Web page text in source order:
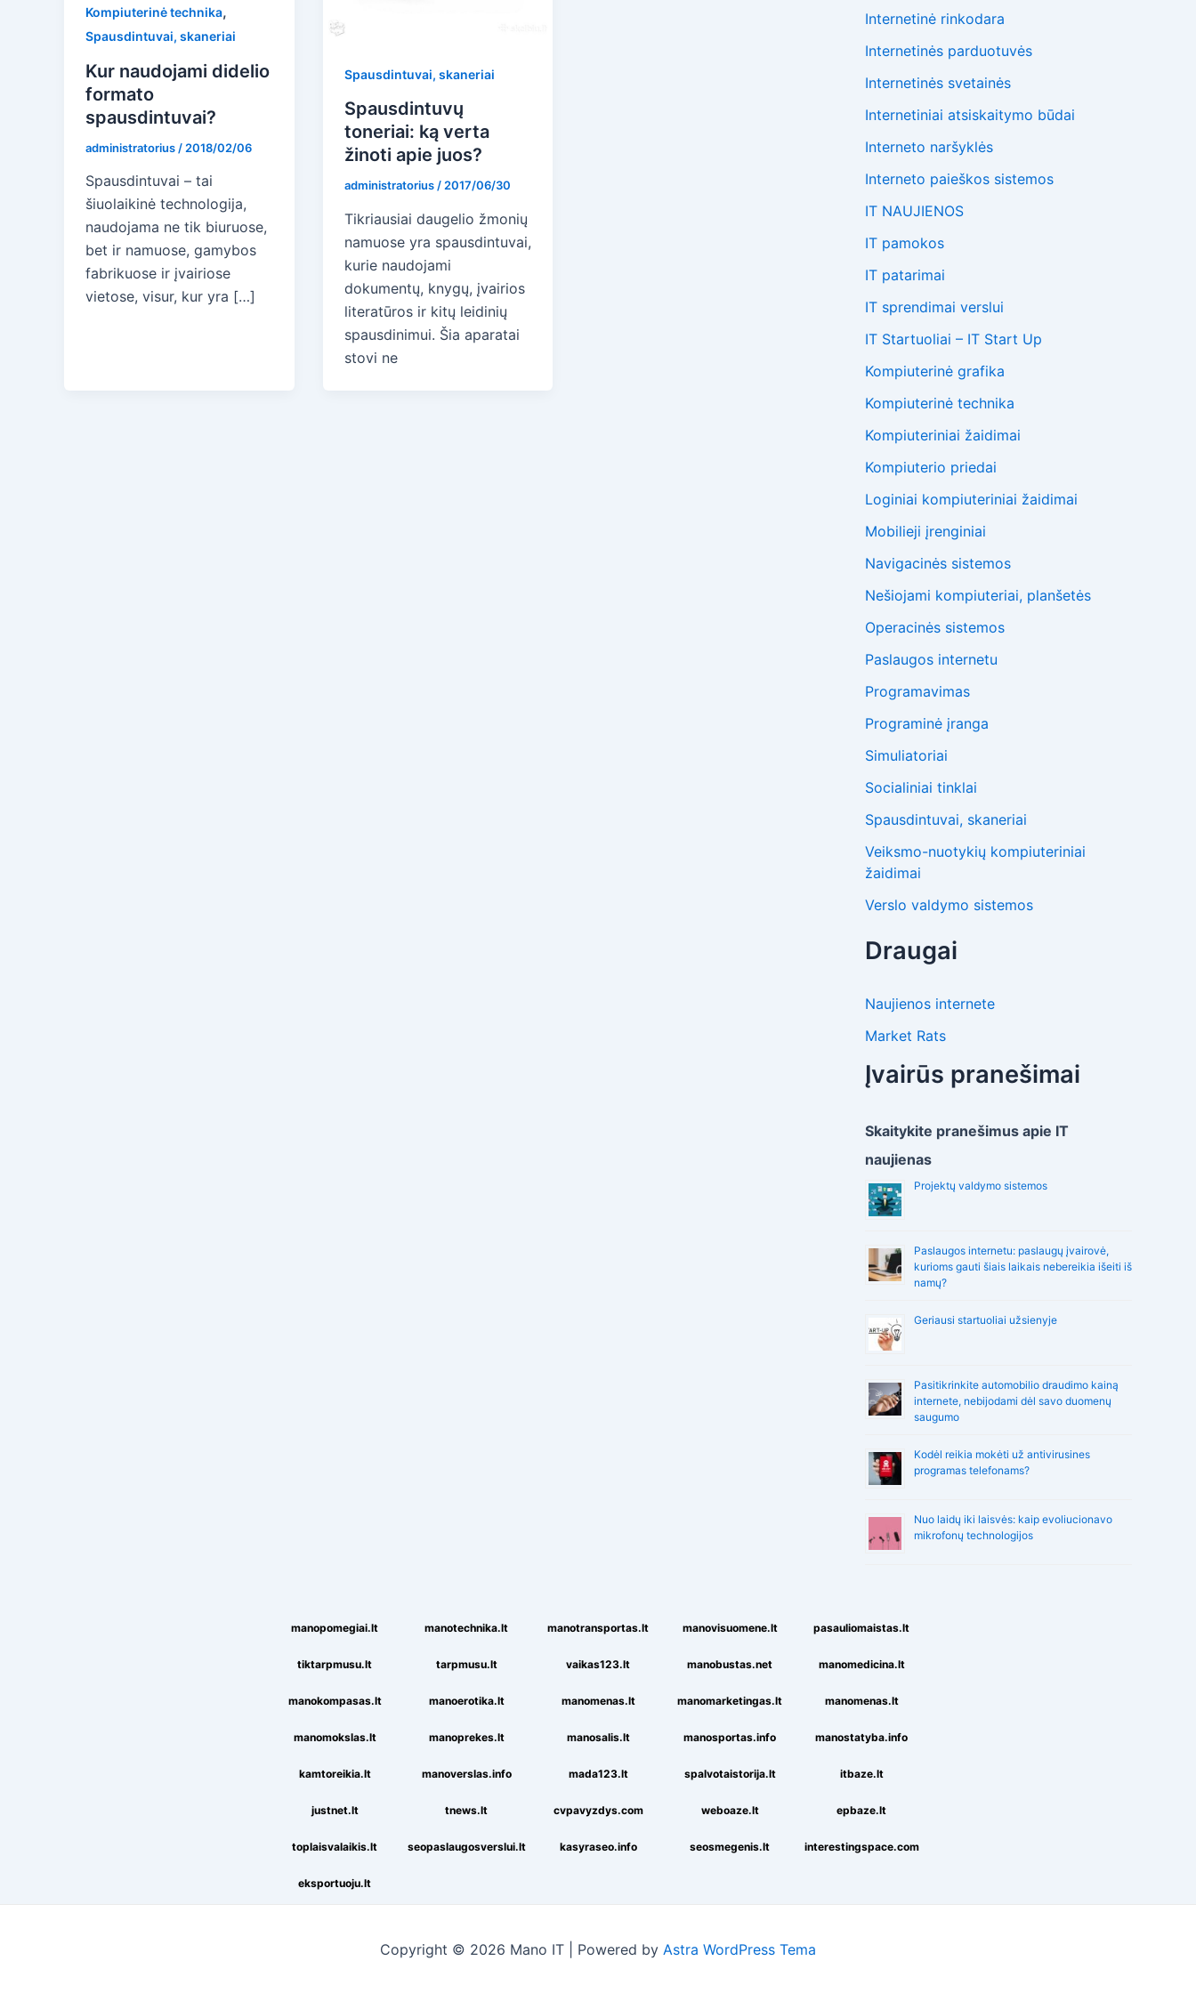
Kompiuterinė technika,
Spausdintuvai, skaneriai
Kur naudojami didelio
formato
spausdintuvai?
administratorius / 2018/02/06
Spausdintuvai – tai
šiuolaikinė technologija,
naudojama ne tik biuruose,
bet ir namuose, gamybos
fabrikuose ir įvairiose
vietose, visur, kur yra […]
Spausdintuvai, skaneriai
Spausdintuvų
toneriai: ką verta
žinoti apie juos?
administratorius/2017/06/30
Tikriausiai daugelio žmonių
namuose yra spausdintuvai,
kurie naudojami
dokumentų, knygų, įvairios
literatūros ir kitų leidinių
spausdinimui. Šia aparatai
stovi ne
Internetinė rinkodara
Internetinės parduotuvės
Internetinės svetainės
Internetiniai atsiskaitymo būdai
Interneto naršyklės
Interneto paieškos sistemos
IT NAUJIENOS
IT pamokos
IT patarimai
IT sprendimai verslui
IT Startuoliai – IT Start Up
Kompiuterinė grafika
Kompiuterinė technika
Kompiuteriniai žaidimai
Kompiuterio priedai
Loginiai kompiuteriniai žaidimai
Mobilieji įrenginiai
Navigacinės sistemos
Nešiojami kompiuteriai, planšetės
Operacinės sistemos
Paslaugos internetu
Programavimas
Programinė įranga
Simuliatoriai
Socialiniai tinklai
Spausdintuvai, skaneriai
Veiksmo-nuotykių kompiuteriniai
žaidimai
Verslo valdymo sistemos
Draugai
Naujienos internete
Market Rats
Įvairūs pranešimai
Skaitykite pranešimus apie IT
naujienas
Projektų valdymo sistemos
Paslaugos internetu: paslaugų įvairovė,
kurioms gauti šiais laikais nebereikia išeiti iš
namų?
Geriausi startuoliai užsienyje
Pasitikrinkite automobilio draudimo kainą
internete, nebijodami dėl savo duomenų
saugumo
Kodėl reikia mokėti už antivirusines
programas telefonams?
Nuo laidų iki laisvės: kaip evoliucionavo
mikrofonų technologijos
manopomegiai.lt manotechnika.lt manotransportas.lt manovisuomene.lt pasauliomaistas.lt
tiktarpmusu.lt tarpmusu.lt vaikas123.lt manobustas.net manomedicina.lt
manokompasas.lt manoerotika.lt manomenas.lt manomarketingas.lt manomenas.lt
manomokslas.lt manoprekes.lt manosalis.lt manosportas.info manostatyba.info
kamtoreikia.lt manoverslas.info mada123.lt spalvotaistorija.lt itbaze.lt
justnet.lt tnews.lt cvpavyzdys.com weboaze.lt epbaze.lt
toplaisvalaikis.lt seopaslaugosverslui.lt kasyraseo.info seosmegenis.lt interestingspace.com
eksportuoju.lt
Copyright © 2026 Mano IT | Powered by Astra WordPress Tema